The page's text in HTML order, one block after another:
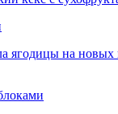
ягодицы на новых